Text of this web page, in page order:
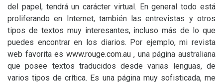
del papel, tendrá un carácter virtual. En general todo está
proliferando en Internet, también las entrevistas y otros
tipos de textos muy interesantes, incluso más de lo que
puedes encontrar en los diarios. Por ejemplo, mi revista
web favorita es www.rouge.com.au, una página australiana
que posee textos traducidos desde varias lenguas, de
varios tipos de crítica. Es una página muy sofisticada, me